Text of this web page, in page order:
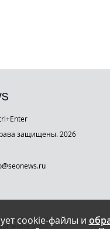
cookie-файлы и
защищены. 2026
and the Google
of Serviceapply.